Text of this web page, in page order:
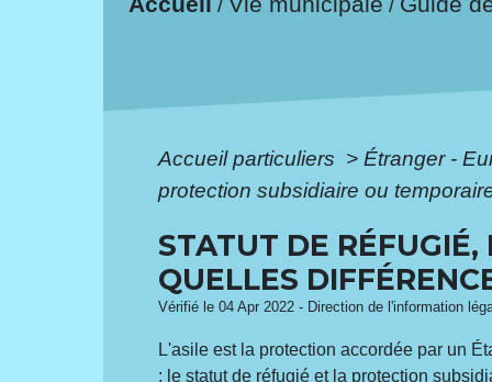
/ /
Accueil particuliers > Étranger -
protection subsidiaire ou
STATUT DE
QUELLES
Vérifié le 04 Apr 2022 - Direction de l'information
L'asile est la protection accordée par un
: le statut de réfugié et la protection